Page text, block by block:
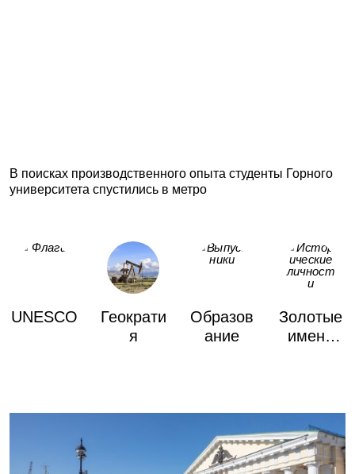
В поисках производственного опыта студенты Горного
университета спустились в метро
UNESCO
Геократи
я
Образов
ание
Золотые
имена